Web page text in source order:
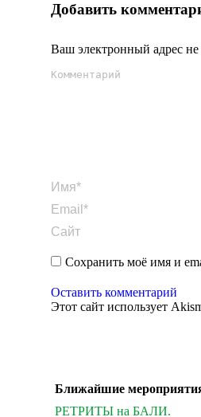
Добавить
Ваш электронный адрес не
Комментарий
Имя *
Email *
Сайт
Сохранить моё имя и
Оставить комментарий
Этот сайт использует
Ближайшие
РЕТРИТЫ на БАЛИ.